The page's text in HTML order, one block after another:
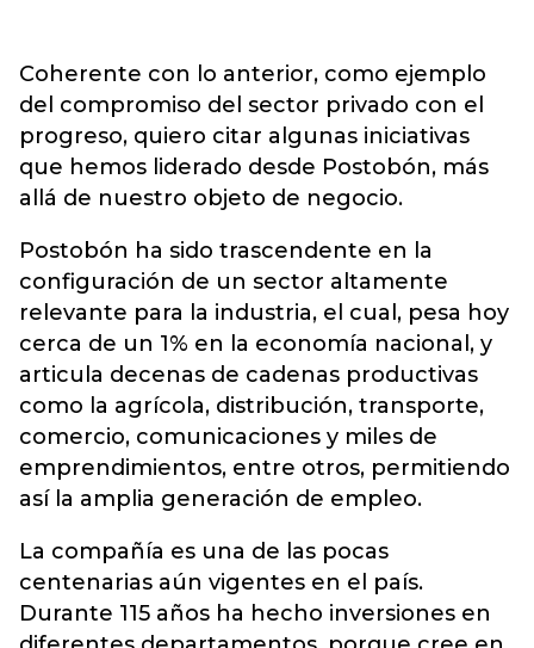
Coherente con lo anterior, como ejemplo
del compromiso del sector privado con el
progreso, quiero citar algunas iniciativas
que hemos liderado desde Postobón, más
allá de nuestro objeto de negocio.
Postobón ha sido trascendente en la
configuración de un sector altamente
relevante para la industria, el cual, pesa hoy
cerca de un 1% en la economía nacional, y
articula decenas de cadenas productivas
como la agrícola, distribución, transporte,
comercio, comunicaciones y miles de
emprendimientos, entre otros, permitiendo
así la amplia generación de empleo.
La compañía es una de las pocas
centenarias aún vigentes en el país.
Durante 115 años ha hecho inversiones en